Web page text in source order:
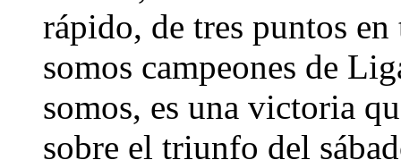
rápido, de tres puntos
somos campeones de
somos, es una victoria
sobre el triunfo del